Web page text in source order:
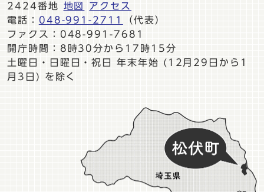
2424番地
地図
アクセス
電話： 048-991-2711
（代表）
ファクス：048-991-7681
開庁時間：8時30分から17時15分
土曜日・日曜日・祝日 年末年始 (12月29日から1
月3日) を除く